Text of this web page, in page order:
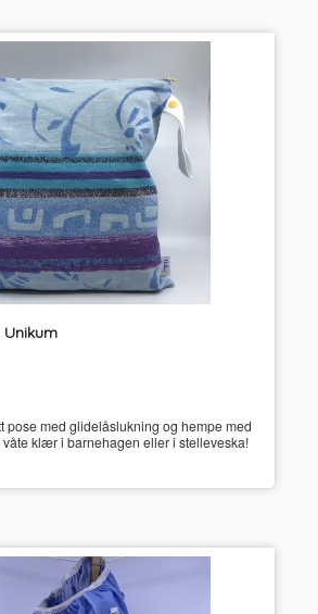
pose med glidelåslukning og hempe med
våte klær i barnehagen eller i stelleveska!